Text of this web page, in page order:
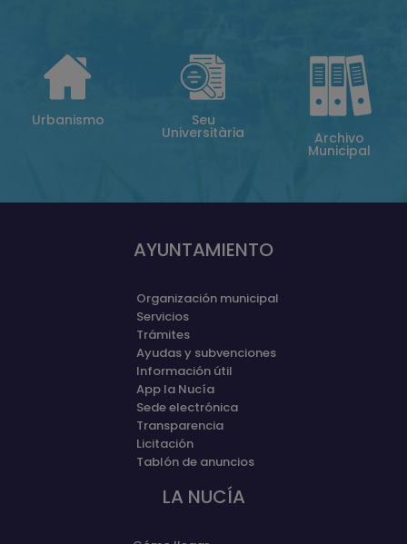
Urbanismo Seu
Universitària Archivo
Municipal
AYUNTAMIENTO
Organización municipal
Servicios
Trámites
Ayudas y subvenciones
Información útil
App la Nucía
Sede electrónica
Transparencia
Licitación
Tablón de anuncios
LA NUCÍA